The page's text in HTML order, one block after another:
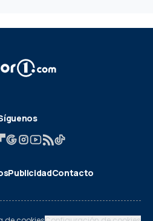
PublicidadContacto